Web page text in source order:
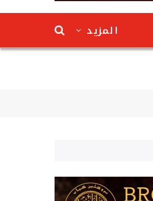
المزيد